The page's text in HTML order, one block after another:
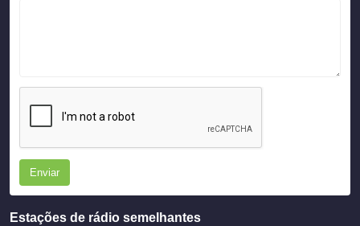
Enviar
Estações de rádio semelhantes